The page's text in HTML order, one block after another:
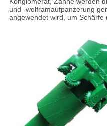
und -wolframaufpanzerung
angewendet wird, um Schärfe